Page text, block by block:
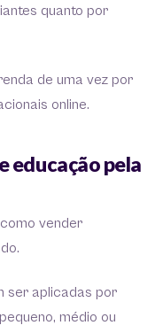
quanto por
de uma vez por
online.
educação pela
vender
ser aplicadas por
médio ou